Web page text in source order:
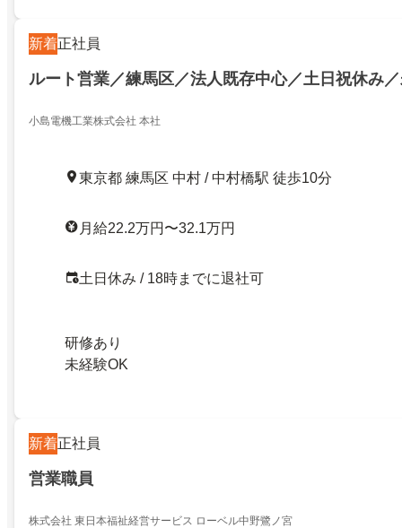
新着正社員
ルート営業／練馬区／法人既存中心／土日祝休み
小島電機工業株式会社 本社
東京都 練馬区 中村 / 中村橋駅 徒歩10分
月給22.2万円〜32.1万円
土日休み / 18時までに退社可
研修あり
未経験OK
新着正社員
営業職員
株式会社 東日本福祉経営サービス ローベル中野鷺ノ宮